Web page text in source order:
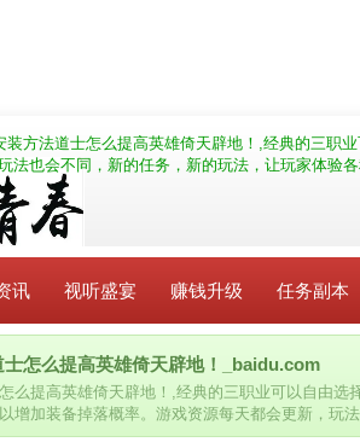
装方法道士怎么提高英雄倚天辟地！,经典的三职
法也会不同，新的任务，新的玩法，让玩家体验
讯 视听盛宴 赚钱升级 任务副本
怎么提高英雄倚天辟地！_baidu.com
么提高英雄倚天辟地！,经典的三职业可以自由选
增加装备掉落概率。游戏资源每天都会更新，玩
。